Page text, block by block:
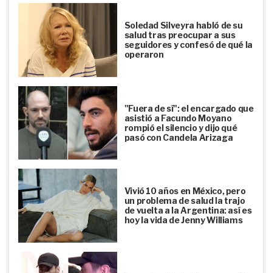
Soledad Silveyra habló de su
salud tras preocupar a sus
seguidores y confesó de qué la
operaron
"Fuera de sí": el encargado que
asistió a Facundo Moyano
rompió el silencio y dijo qué
pasó con Candela Arizaga
Vivió 10 años en México, pero
un problema de salud la trajo
de vuelta a la Argentina: así es
hoy la vida de Jenny Williams